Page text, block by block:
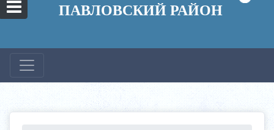
ПАВЛОВСКИЙ РАЙОН